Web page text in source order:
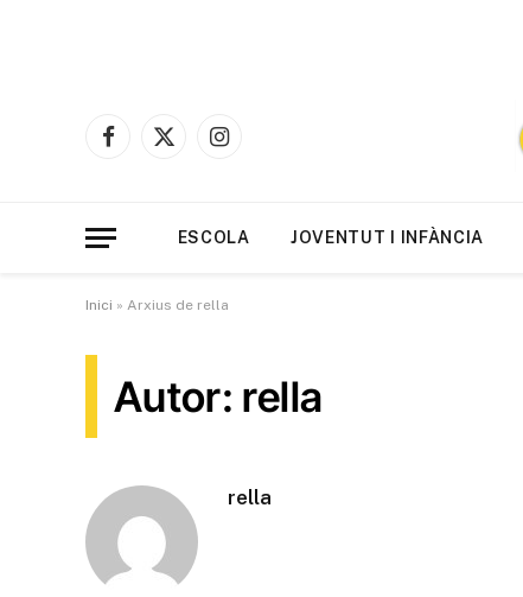
Facebook
X
Instagram
ESCOLA JOVENTUT I INFÀNCIA
Inici » Arxius de rella
Autor: rella
rella